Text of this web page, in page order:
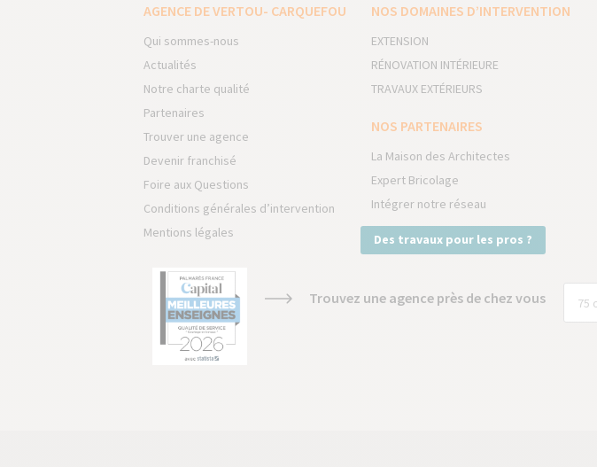
AGENCE DE VERTOU- CARQUEFOU
Qui sommes-nous
Actualités
Notre charte qualité
Partenaires
Trouver une agence
Devenir franchisé
Foire aux Questions
Conditions générales d’intervention
Mentions légales
NOS DOMAINES D’INTERVENTION
EXTENSION
RÉNOVATION INTÉRIEURE
TRAVAUX EXTÉRIEURS
NOS PARTENAIRES
La Maison des Architectes
Expert Bricolage
Intégrer notre réseau
Des travaux pour les pros ?
Trouvez une agence près de chez vous